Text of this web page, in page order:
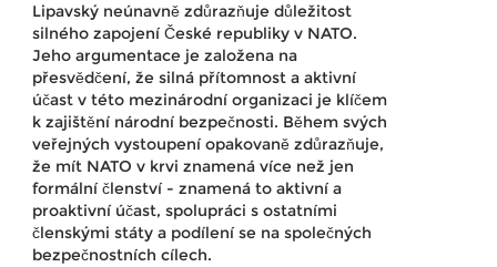
Lipavský neúnavně zdůrazňuje důležitost
silného zapojení České republiky v NATO.
Jeho argumentace je založena na
přesvědčení, že silná přítomnost a aktivní
účast v této mezinárodní organizaci je klíčem
k zajištění národní bezpečnosti. Během svých
veřejných vystoupení opakovaně zdůrazňuje,
že mít NATO v krvi znamená více než jen
formální členství - znamená to aktivní a
proaktivní účast, spolupráci s ostatními
členskými státy a podílení se na společných
bezpečnostních cílech.